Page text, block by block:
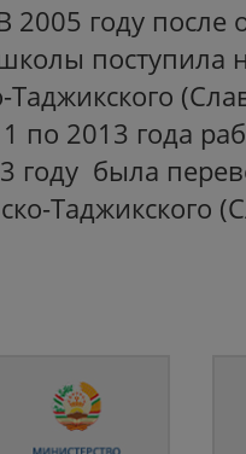
2005 году
поступила
Таджикского
по 2013 года
году была
Таджикского